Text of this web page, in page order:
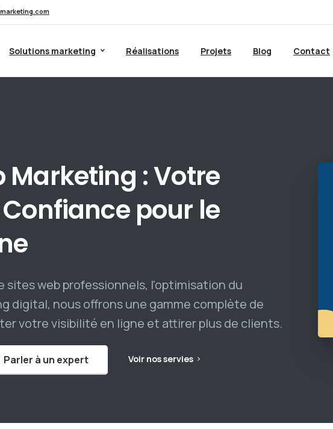
Solutions marketing Réalisations Projets Blog Contact
Marketing :Votre
Confiance pour le
sites web professionnels, l'optimisation du
digital, nous offrons une gamme complète de
votre visibilité en ligne et attirer plus de clients.
Parler à un expert Voir nos servies